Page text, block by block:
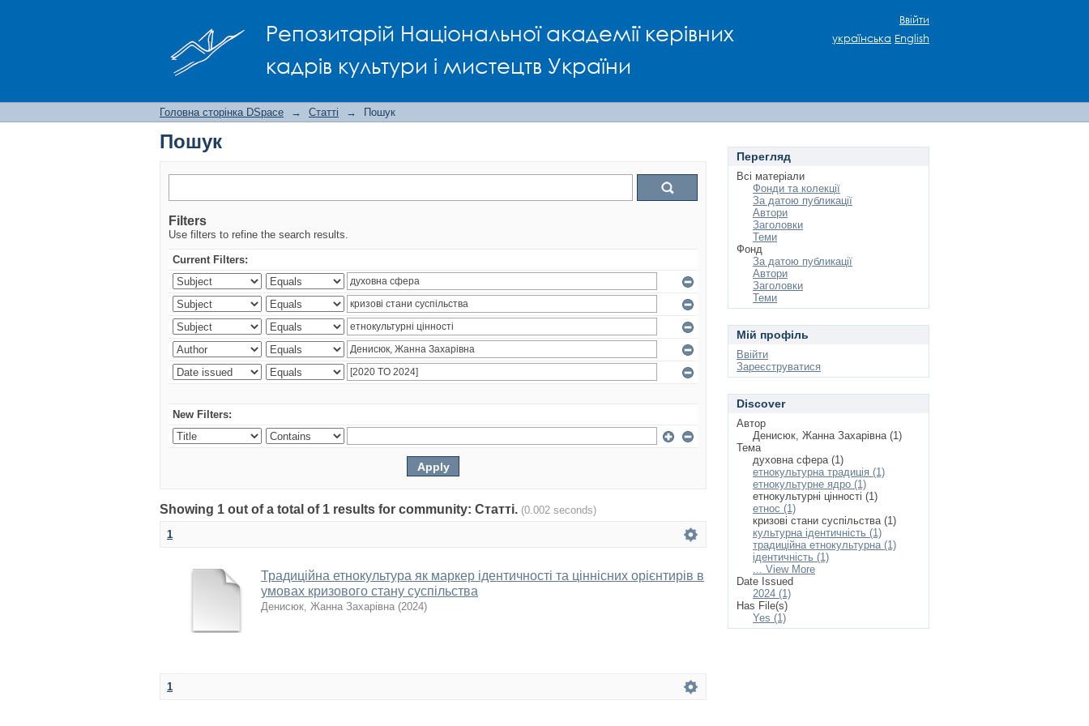
Репозитарій Національної академії керівних
кадрів культури і мистецтв України
Ввійти
українська English
Головна сторінка DSpace → Статті → Пошук
Пошук
Filters
Use filters to refine the search results.
Current Filters:
New Filters:
Showing 1 out of a total of 1 results for community: Статті. (0.002 seconds)
1
Традиційна етнокультура як маркер ідентичності та ціннісних орієнтирів в
умовах кризового стану суспільства
Денисюк, Жанна Захарівна (2024)
1
Перегляд
Всі матеріали
Фонди та колекції
За датою публикації
Автори
Заголовки
Теми
Фонд
За датою публикації
Автори
Заголовки
Теми
Мій профіль
Ввійти
Зареєструватися
Discover
Автор
Денисюк, Жанна Захарівна (1)
Тема
духовна сфера (1)
етнокультурна традиція (1)
етнокультурне ядро (1)
етнокультурні цінності (1)
етнос (1)
кризові стани суспільства (1)
культурна ідентичність (1)
традиційна етнокультурна (1)
ідентичність (1)
... View More
Date Issued
2024 (1)
Has File(s)
Yes (1)